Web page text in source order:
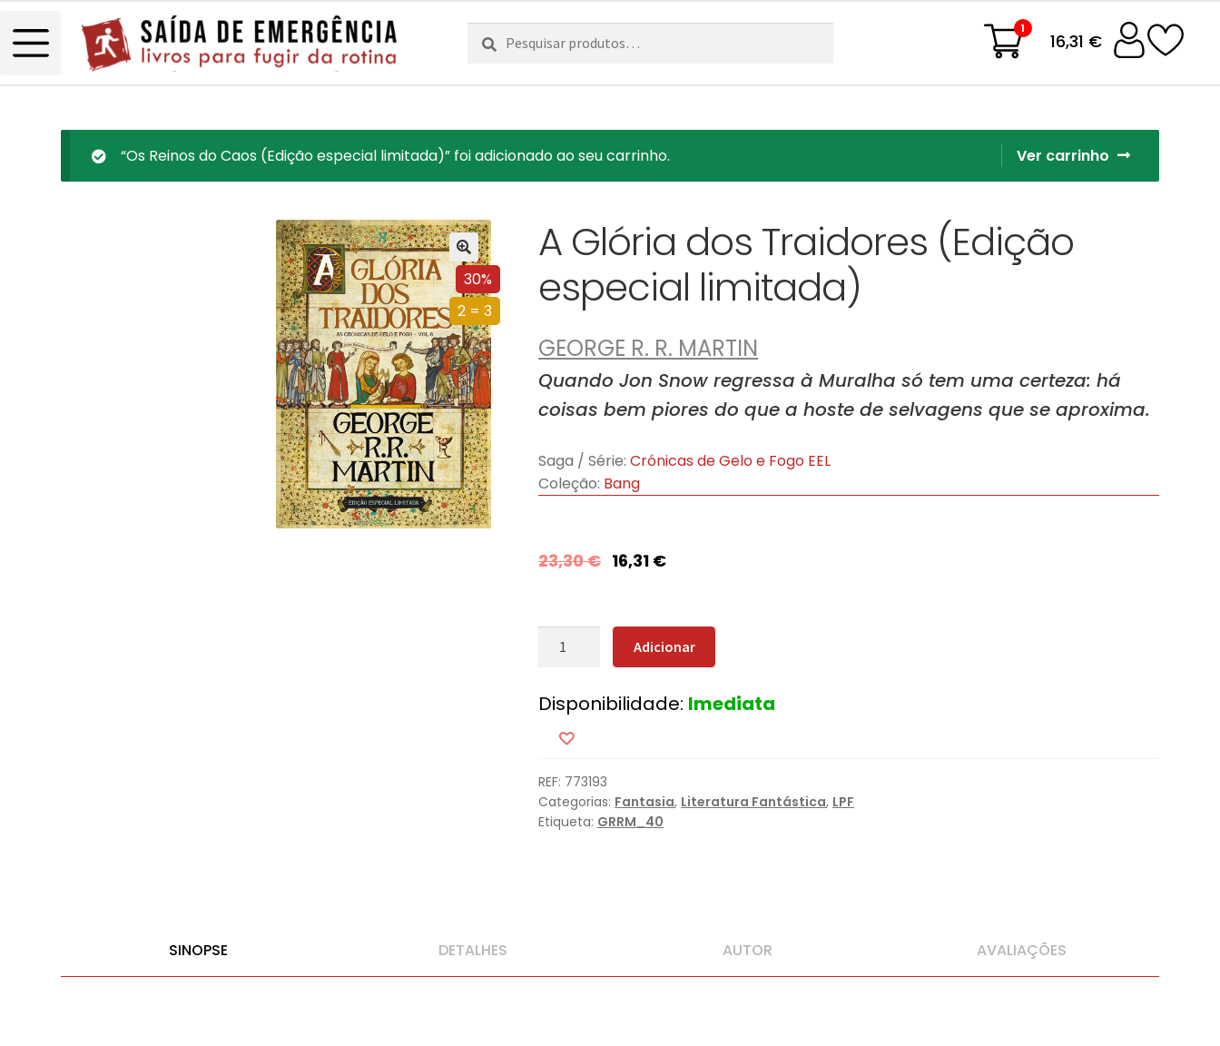
Pesquisar
por:
Pesquisa 1
16,31 €
Ver carrinho
“Os Reinos do Caos (Edição especial limitada)” foi adicionado ao seu carrinho.
30%
2 = 3
A Glória dos Traidores (Edição
especial limitada)
GEORGE R. R. MARTIN
Quando Jon Snow regressa à Muralha só tem uma certeza: há
coisas bem piores do que a hoste de selvagens que se aproxima.
Saga / Série: Crónicas de Gelo e Fogo EEL
Coleção: Bang
23,30€ 16,31 €
Quantidade
Glória
dos
Traidores
(Edição
especial
limitada)
Adicionar
Disponibilidade: Imediata
REF: 773193
Categorias: Fantasia, Literatura Fantástica, LPF
Etiqueta: GRRM_40
SINOPSE DETALHES AUTOR AVALIAÇÕES